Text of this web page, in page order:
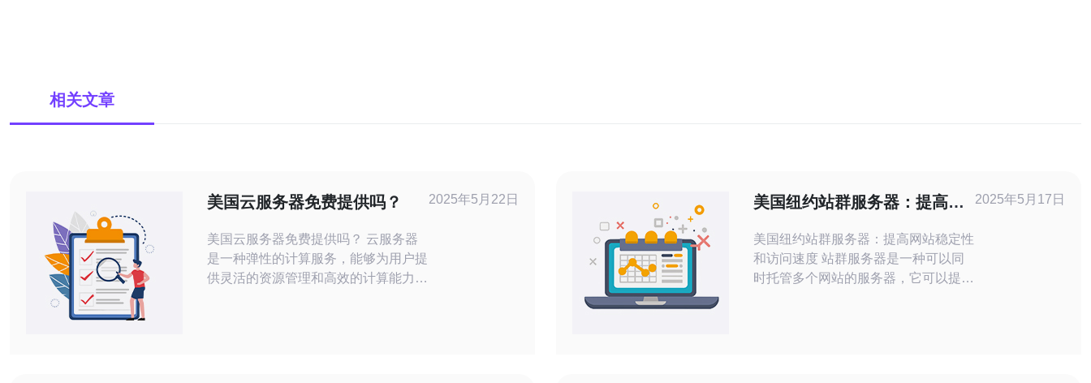
相关文章
美国云服务器免费提供吗？
美国云服务器免费提供吗？ 云服务器
是一种弹性的计算服务，能够为用户提
供灵活的资源管理和高效的计算能力。
2025年5月22日
美国纽约站群服务器：提高网
美国纽约站群服务器：提高网站稳定性
和访问速度 站群服务器是一种可以同
时托管多个网站的服务器，它可以提高
2025年5月17日